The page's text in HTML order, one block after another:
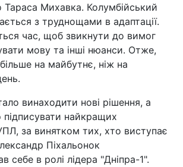
Тараса Михавка. Колумбійський
з труднощами в адаптації.
час, щоб звикнути до вимог
мову та інші нюанси. Отже,
на майбутнє, ніж на
винаходити нові рішення, а
найкращих
за винятком тих, хто виступає
Піхальонок
себе в ролі лідера "Дніпра-1".